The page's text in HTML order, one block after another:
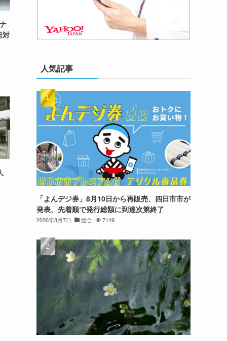
対
人気記事
「よんデジ券」8月10日から再販売、四日市市が
発表、先着順で発行総額に到達次第終了
2026年8月7日 総合 7149